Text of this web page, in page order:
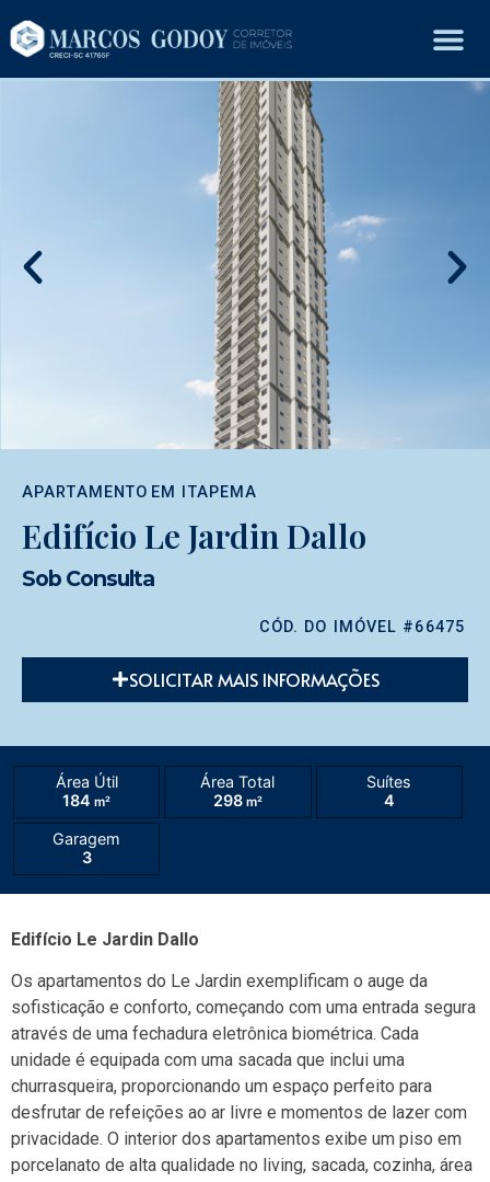
APARTAMENTO EM ITAPEMA
Edifício Le Jardin Dallo
Sob Consulta
CÓD. DO IMÓVEL #66475
SOLICITAR MAIS INFORMAÇÕES
Área Útil
184 m²
Área Total
298m²
Suítes
4
Garagem
3
Edifício Le Jardin Dallo
Os apartamentos do Le Jardin exemplificam o auge da
sofisticação e conforto, começando com uma entrada segura
através de uma fechadura eletrônica biométrica. Cada
unidade é equipada com uma sacada que inclui uma
churrasqueira, proporcionando um espaço perfeito para
desfrutar de refeições ao ar livre e momentos de lazer com
privacidade. O interior dos apartamentos exibe um piso em
porcelanato de alta qualidade no living, sacada, cozinha, área